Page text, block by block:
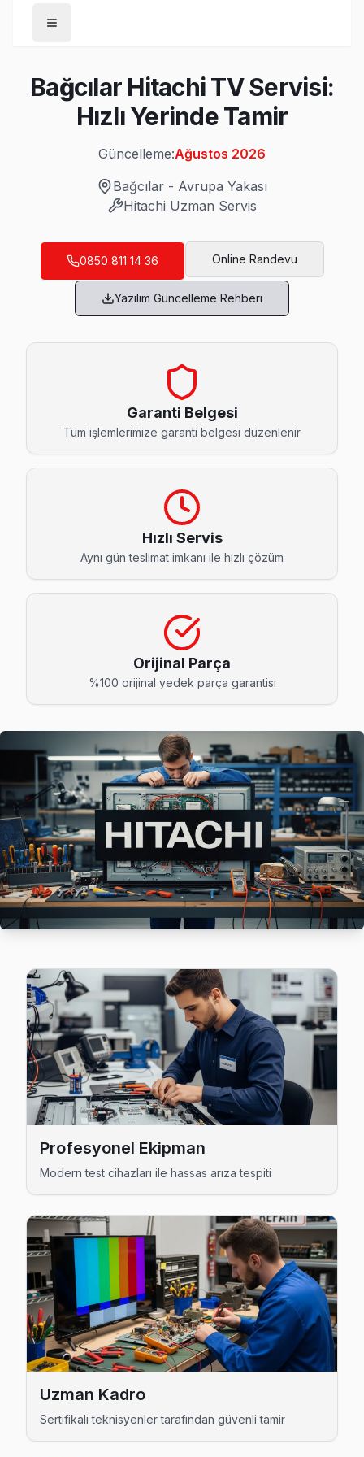
/Bağcılar
Hitachi
Son Güncelleme:Ağustos 2026
Bağcılar'da Mahalle Mahalle Hitachi TV
100. Yıl Hitachi Servis
100. Yıl'deki Hitachi TV kullanıcılarına ikinci el cihaz
15 Temmuz Hitachi Servis
15 Temmuz'den gelen Hitachi TV arızaları arasında en
Bağcılar TV Servis Merkezi →
Bağlar Hitachi Servis
Bağcılar Hitachi Servis →
Barbaros Hitachi Servis
Hitachi TV'de T-Con kart arızası Barbaros mahallesinde
Çınar Hitachi Servis
Çınar mahallesinde Hitachi TV arızaları için aynı gün
Çınar Hitachi Açılmıyor Arıza →
Demirkapı Hitachi Servis
Demirkapı mahallesi Hitachi TV teknisyeniniz ortalama 90
Hitachi Servis Merkezi →
Fatih Hitachi Servis
Fatih sakinleri için Hitachi TV tamir hizmetimiz: teşhis
Hitachi Servis Merkezi →
Fevzi Çakmak Hitachi Servis
Bağcılar genelinde Fevzi Çakmak bölgesinde Hitachi TV
Bağcılar Hitachi Servis →
Göztepe sakinleri için Hitachi TV tamir hizmetimiz: teşhis
Hitachi Servis Merkezi →
Güneşli Hitachi Servis
Hitachi marka TV'niz Güneşli'de çalışmıyorsa teknik
Güneşli Hitachi Açılmıyor Arıza →
Hitachi TV'nizin Hürriyet adresine gelen ekibimiz
Hitachi Servis Merkezi →
İnönü Hitachi Servis
İnönü'de Hitachi TV ekranında çizgi, donma ya da ses
İnönü Hitachi Anakart Tamiri →
Kazım Karabekir Hitachi Servis
Bağcılar'da Kazım Karabekir mahallesi için Hitachi TV
Kazım Karabekir Hitachi Açılmıyor Arıza →
Kemalpaşa Hitachi Servis
Bağcılar Hitachi TV Servisi:
Hızlı Yerinde Tamir
Güncelleme:Ağustos 2026
Bağcılar - Avrupa Yakası
Hitachi Uzman Servis
0850 811 14 36 Online Randevu
Yazılım Güncelleme Rehberi
Garanti Belgesi
Tüm işlemlerimize garanti belgesi düzenlenir
Hızlı Servis
Aynı gün teslimat imkanı ile hızlı çözüm
Orijinal Parça
%100 orijinal yedek parça garantisi
Profesyonel Ekipman
Modern test cihazları ile hassas arıza tespiti
Uzman Kadro
Sertifikalı teknisyenler tarafından güvenli tamir